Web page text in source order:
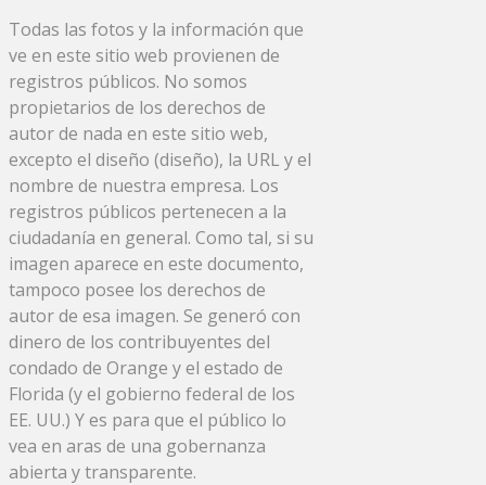
Todas las fotos y la información que
ve en este sitio web provienen de
registros públicos. No somos
propietarios de los derechos de
autor de nada en este sitio web,
excepto el diseño (diseño), la URL y el
nombre de nuestra empresa. Los
registros públicos pertenecen a la
ciudadanía en general. Como tal, si su
imagen aparece en este documento,
tampoco posee los derechos de
autor de esa imagen. Se generó con
dinero de los contribuyentes del
condado de Orange y el estado de
Florida (y el gobierno federal de los
EE. UU.) Y es para que el público lo
vea en aras de una gobernanza
abierta y transparente.